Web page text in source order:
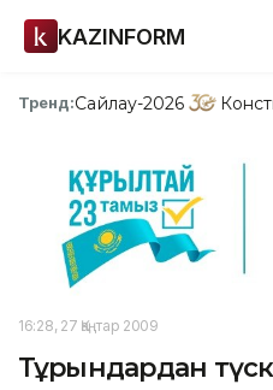
KAZINFORM
Тренд:Сайлау-2026
16:28, 27 Қаңтар 2009
Тұрғындардан